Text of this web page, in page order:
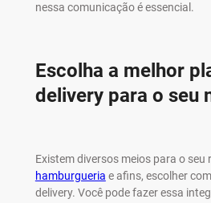
nessa comunicação é essencial.
Escolha a melhor
delivery para o seu
Existem diversos meios para o seu
hamburgueria e afins, escolher
delivery. Você pode fazer essa